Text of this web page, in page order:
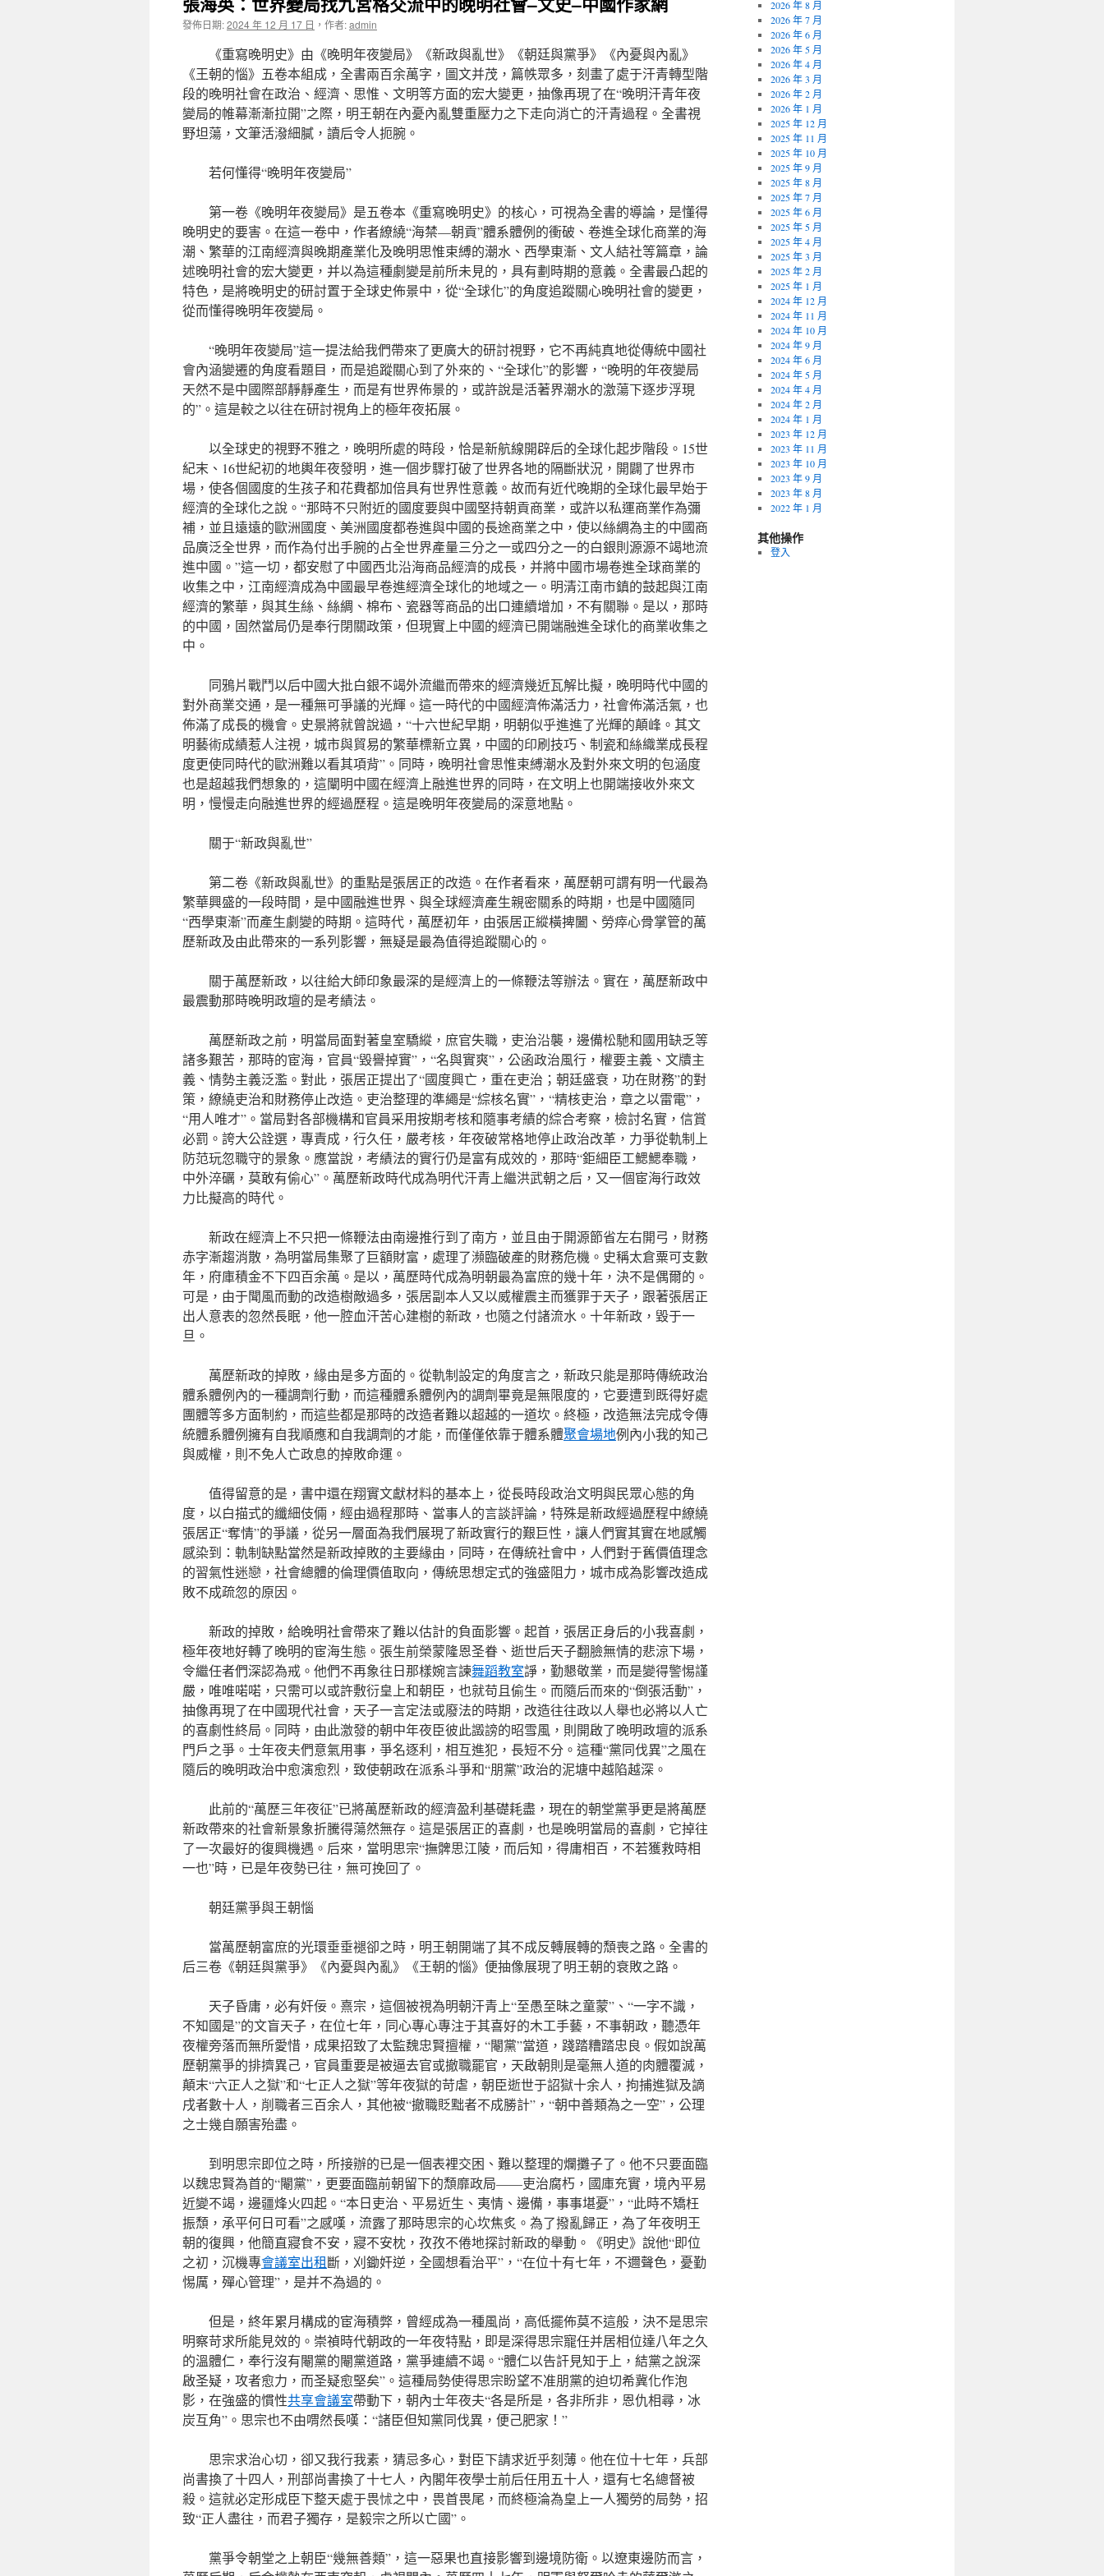
發佈日期:2024 年 12 月 17 日 ， 作者:admin
《重寫晚明史》由《晚明年夜變局》《新政與亂世》《朝廷與黨爭》《內憂與內亂》
《王朝的惱》五卷本組成，全書兩百余萬字，圖文并茂，篇帙眾多，刻畫了處于汗青轉型階
段的晚明社會在政治、經濟、思惟、文明等方面的宏大變更，抽像再現了在“晚明汗青年夜
變局的帷幕漸漸拉開”之際，明王朝在內憂內亂雙重壓力之下走向消亡的汗青過程。全書視
野坦蕩，文筆活潑細膩，讀后令人扼腕。
若何懂得“晚明年夜變局”
第一卷《晚明年夜變局》是五卷本《重寫晚明史》的核心，可視為全書的導論，是懂得
晚明史的要害。在這一卷中，作者繚繞“海禁—朝貢”體系體例的衝破、卷進全球化商業的海
潮、繁華的江南經濟與晚期產業化及晚明思惟束縛的潮水、西學東漸、文人結社等篇章，論
述晚明社會的宏大變更，并以為這種劇變是前所未見的，具有劃時期的意義。全書最凸起的
特色，是將晚明史的研討置于全球史佈景中，從“全球化”的角度追蹤關心晚明社會的變更，
從而懂得晚明年夜變局。
“晚明年夜變局”這一提法給我們帶來了更廣大的研討視野，它不再純真地從傳統中國社
會內涵變遷的角度看題目，而是追蹤關心到了外來的、“全球化”的影響，“晚明的年夜變局
天然不是中國際部靜靜產生，而是有世界佈景的，或許說是活著界潮水的激蕩下逐步浮現
的”。這是較之以往在研討視角上的極年夜拓展。
以全球史的視野不雅之，晚明所處的時段，恰是新航線開辟后的全球化起步階段。15世
紀末、16世紀初的地輿年夜發明，進一個步驟打破了世界各地的隔斷狀況，開闢了世界市
場，使各個國度的生孩子和花費都加倍具有世界性意義。故而有近代晚期的全球化最早始于
經濟的全球化之說。“那時不只附近的國度要與中國堅持朝貢商業，或許以私運商業作為彌
補，並且遠遠的歐洲國度、美洲國度都卷進與中國的長途商業之中，使以絲綢為主的中國商
品廣泛全世界，而作為付出手腕的占全世界產量三分之一或四分之一的白銀則源源不竭地流
進中國。”這一切，都安慰了中國西北沿海商品經濟的成長，并將中國市場卷進全球商業的
收集之中，江南經濟成為中國最早卷進經濟全球化的地域之一。明清江南市鎮的鼓起與江南
經濟的繁華，與其生絲、絲綢、棉布、瓷器等商品的出口連續增加，不有關聯。是以，那時
的中國，固然當局仍是奉行閉關政策，但現實上中國的經濟已開端融進全球化的商業收集之
中。
同鴉片戰鬥以后中國大批白銀不竭外流繼而帶來的經濟幾近瓦解比擬，晚明時代中國的
對外商業交通，是一種無可爭議的光輝。這一時代的中國經濟佈滿活力，社會佈滿活氣，也
佈滿了成長的機會。史景將就曾說過，“十六世紀早期，明朝似乎進進了光輝的顛峰。其文
明藝術成績惹人注視，城市與貿易的繁華標新立異，中國的印刷技巧、制瓷和絲織業成長程
度更使同時代的歐洲難以看其項背”。同時，晚明社會思惟束縛潮水及對外來文明的包涵度
也是超越我們想象的，這闡明中國在經濟上融進世界的同時，在文明上也開端接收外來文
明，慢慢走向融進世界的經過歷程。這是晚明年夜變局的深意地點。
關于“新政與亂世”
第二卷《新政與亂世》的重點是張居正的改造。在作者看來，萬歷朝可謂有明一代最為
繁華興盛的一段時間，是中國融進世界、與全球經濟產生親密關系的時期，也是中國隨同
“西學東漸”而產生劇變的時期。這時代，萬歷初年，由張居正縱橫捭闔、勞瘁心骨掌管的萬
歷新政及由此帶來的一系列影響，無疑是最為值得追蹤關心的。
關于萬歷新政，以往給大師印象最深的是經濟上的一條鞭法等辦法。實在，萬歷新政中
最震動那時晚明政壇的是考績法。
萬歷新政之前，明當局面對著皇室驕縱，庶官失職，吏治沿襲，邊備松馳和國用缺乏等
諸多艱苦，那時的宦海，官員“毀譽掉實”，“名與實爽”，公函政治風行，權要主義、文牘主
義、情勢主義泛濫。對此，張居正提出了“國度興亡，重在吏治；朝廷盛衰，功在財務”的對
策，繚繞吏治和財務停止改造。吏治整理的準繩是“綜核名實”，“精核吏治，章之以雷電”，
“用人唯才”。當局對各部機構和官員采用按期考核和隨事考績的綜合考察，檢討名實，信賞
必罰。誇大公詮選，專責成，行久任，嚴考核，年夜破常格地停止政治改革，力爭從軌制上
防范玩忽職守的景象。應當說，考績法的實行仍是富有成效的，那時“鉅細臣工鰓鰓奉職，
中外淬礪，莫敢有偷心”。萬歷新政時代成為明代汗青上繼洪武朝之后，又一個宦海行政效
力比擬高的時代。
新政在經濟上不只把一條鞭法由南邊推行到了南方，並且由于開源節省左右開弓，財務
赤字漸趨消散，為明當局集聚了巨額財富，處理了瀕臨破產的財務危機。史稱太倉粟可支數
年，府庫積金不下四百余萬。是以，萬歷時代成為明朝最為富庶的幾十年，決不是偶爾的。
可是，由于聞風而動的改造樹敵過多，張居副本人又以威權震主而獲罪于天子，跟著張居正
出人意表的忽然長眠，他一腔血汗苦心建樹的新政，也隨之付諸流水。十年新政，毀于一
旦。
萬歷新政的掉敗，緣由是多方面的。從軌制設定的角度言之，新政只能是那時傳統政治
體系體例內的一種調劑行動，而這種體系體例內的調劑畢竟是無限度的，它要遭到既得好處
團體等多方面制約，而這些都是那時的改造者難以超越的一道坎。終極，改造無法完成令傳
統體系體例擁有自我順應和自我調劑的才能，而僅僅依靠于體系體聚會場地例內小我的知己
與威權，則不免人亡政息的掉敗命運。
值得留意的是，書中還在翔實文獻材料的基本上，從長時段政治文明與民眾心態的角
度，以白描式的纖細伎倆，經由過程那時、當事人的言談評論，特殊是新政經過歷程中繚繞
張居正“奪情”的爭議，從另一層面為我們展現了新政實行的艱巨性，讓人們實其實在地感觸
感染到：軌制缺點當然是新政掉敗的主要緣由，同時，在傳統社會中，人們對于舊價值理念
的習氣性迷戀，社會總體的倫理價值取向，傳統思想定式的強盛阻力，城市成為影響改造成
敗不成疏忽的原因。
新政的掉敗，給晚明社會帶來了難以估計的負面影響。起首，張居正身后的小我喜劇，
極年夜地好轉了晚明的宦海生態。張生前榮蒙隆恩圣眷、逝世后天子翻臉無情的悲涼下場，
令繼任者們深認為戒。他們不再象往日那樣婉言諫舞蹈教室諍，勤懇敬業，而是變得警惕謹
嚴，唯唯喏喏，只需可以或許敷衍皇上和朝臣，也就苟且偷生。而隨后而來的“倒張活動”，
抽像再現了在中國現代社會，天子一言定法或廢法的時期，改造往往政以人舉也必將以人亡
的喜劇性終局。同時，由此激發的朝中年夜臣彼此譭謗的昭雪風，則開啟了晚明政壇的派系
門戶之爭。士年夜夫們意氣用事，爭名逐利，相互進犯，長短不分。這種“黨同伐異”之風在
隨后的晚明政治中愈演愈烈，致使朝政在派系斗爭和“朋黨”政治的泥塘中越陷越深。
此前的“萬歷三年夜征”已將萬歷新政的經濟盈利基礎耗盡，現在的朝堂黨爭更是將萬歷
新政帶來的社會新景象折騰得蕩然無存。這是張居正的喜劇，也是晚明當局的喜劇，它掉往
了一次最好的復興機遇。后來，當明思宗“撫髀思江陵，而后知，得庸相百，不若獲救時相
一也”時，已是年夜勢已往，無可挽回了。
朝廷黨爭與王朝惱
當萬歷朝富庶的光環垂垂褪卻之時，明王朝開端了其不成反轉展轉的頹喪之路。全書的
后三卷《朝廷與黨爭》《內憂與內亂》《王朝的惱》便抽像展現了明王朝的衰敗之路。
天子昏庸，必有奸佞。熹宗，這個被視為明朝汗青上“至愚至昧之童蒙”、“一字不識，
不知國是”的文盲天子，在位七年，同心專心專注于其喜好的木工手藝，不事朝政，聽憑年
夜權旁落而無所愛惜，成果招致了太監魏忠賢擅權，“閹黨”當道，踐踏糟踏忠良。假如說萬
歷朝黨爭的排擠異己，官員重要是被逼去官或撤職罷官，天啟朝則是毫無人道的肉體覆滅，
顛末“六正人之獄”和“七正人之獄”等年夜獄的苛虐，朝臣逝世于詔獄十余人，拘捕進獄及謫
戌者數十人，削職者三百余人，其他被“撤職貶黜者不成勝計”，“朝中善類為之一空”，公理
之士幾自願害殆盡。
到明思宗即位之時，所接辦的已是一個表裡交困、難以整理的爛攤子了。他不只要面臨
以魏忠賢為首的“閹黨”，更要面臨前朝留下的頹靡政局——吏治腐朽，國庫充實，境內平易
近變不竭，邊疆烽火四起。“本日吏治、平易近生、夷情、邊備，事事堪憂”，“此時不矯枉
振頹，承平何日可看”之感嘆，流露了那時思宗的心坎焦炙。為了撥亂歸正，為了年夜明王
朝的復興，他簡直寢食不安，寢不安枕，孜孜不倦地探討新政的舉動。《明史》說他“即位
之初，沉機專會議室出租斷，刈鋤奸逆，全國想看治平”，“在位十有七年，不邇聲色，憂勤
惕厲，殫心管理”，是并不為過的。
但是，終年累月構成的宦海積弊，曾經成為一種風尚，高低擺佈莫不這般，決不是思宗
明察苛求所能見效的。崇禎時代朝政的一年夜特點，即是深得思宗寵任并居相位達八年之久
的溫體仁，奉行沒有閹黨的閹黨道路，黨爭連續不竭。“體仁以告訐見知于上，結黨之說深
啟圣疑，攻者愈力，而圣疑愈堅矣”。這種局勢使得思宗盼望不准朋黨的迫切希冀化作泡
影，在強盛的慣性共享會議室帶動下，朝內士年夜夫“各是所是，各非所非，恩仇相尋，冰
炭互角”。思宗也不由喟然長嘆：“諸臣但知黨同伐異，便己肥家！”
思宗求治心切，卻又我行我素，猜忌多心，對臣下請求近乎刻薄。他在位十七年，兵部
尚書換了十四人，刑部尚書換了十七人，內閣年夜學士前后任用五十人，還有七名總督被
殺。這就必定形成臣下整天處于畏怵之中，畏首畏尾，而終極淪為皇上一人獨勞的局勢，招
致“正人盡往，而君子獨存，是毅宗之所以亡國”。
黨爭令朝堂之上朝臣“幾無善類”，這一惡果也直接影響到邊境防衛。以遼東邊防而言，
2026 年 8 月
2026 年 7 月
2026 年 6 月
2026 年 5 月
2026 年 4 月
2026 年 3 月
2026 年 2 月
2026 年 1 月
2025 年 12 月
2025 年 11 月
2025 年 10 月
2025 年 9 月
2025 年 8 月
2025 年 7 月
2025 年 6 月
2025 年 5 月
2025 年 4 月
2025 年 3 月
2025 年 2 月
2025 年 1 月
2024 年 12 月
2024 年 11 月
2024 年 10 月
2024 年 9 月
2024 年 6 月
2024 年 5 月
2024 年 4 月
2024 年 2 月
2024 年 1 月
2023 年 12 月
2023 年 11 月
2023 年 10 月
2023 年 9 月
2023 年 8 月
2022 年 1 月
其他操作
登入